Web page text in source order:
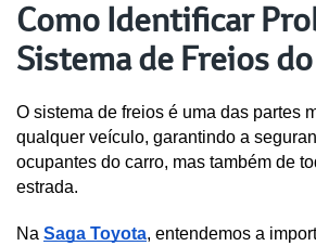
Como Identificar
Sistema de Freios
O sistema de freios é uma das partes
qualquer veículo, garantindo a
ocupantes do carro, mas também de
estrada.
Na Saga Toyota, entendemos a